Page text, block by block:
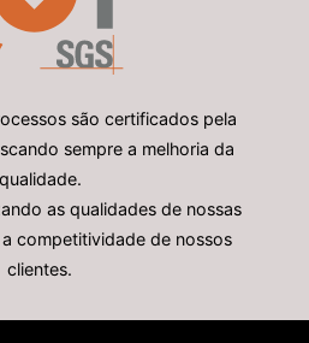
são certificados pela
sempre a melhoria da
qualidade.
as qualidades de nossas
competitividade de nossos
clientes.